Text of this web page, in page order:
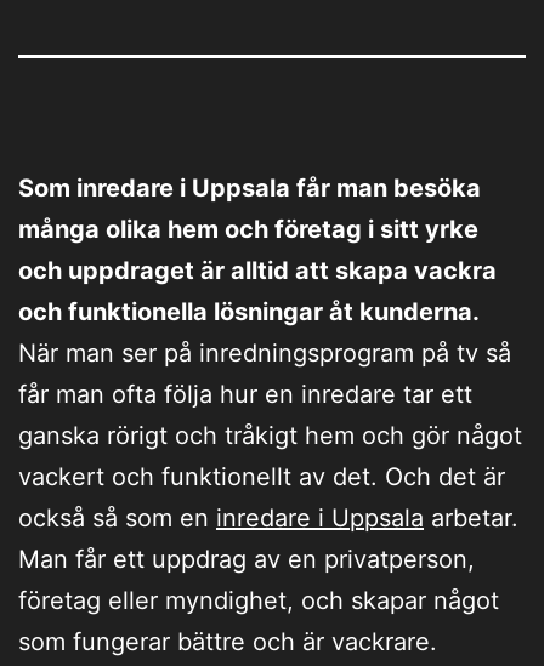
Som inredare i Uppsala får man besöka
många olika hem och företag i sitt yrke
och uppdraget är alltid att skapa vackra
och funktionella lösningar åt kunderna.
När man ser på inredningsprogram på tv så
får man ofta följa hur en inredare tar ett
ganska rörigt och tråkigt hem och gör något
vackert och funktionellt av det. Och det är
också så som en inredare i Uppsala arbetar.
Man får ett uppdrag av en privatperson,
företag eller myndighet, och skapar något
som fungerar bättre och är vackrare.